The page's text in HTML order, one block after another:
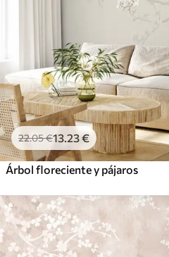
22.05€13.23€
Árbol floreciente y pájaros